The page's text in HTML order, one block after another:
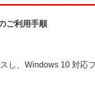
ご利用手順
し、Windows 10 対応